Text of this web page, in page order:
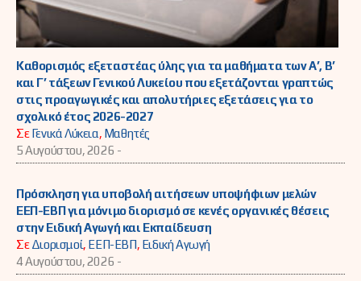
Καθορισμός εξεταστέας ύλης για τα μαθήματα των Α’, Β’
και Γ’ τάξεων Γενικού Λυκείου που εξετάζονται γραπτώς
στις προαγωγικές και απολυτήριες εξετάσεις για το
σχολικό έτος 2026-2027
ΣεΓενικά Λύκεια, Μαθητές
5 Αυγούστου, 2026 -
Πρόσκληση για υποβολή αιτήσεων υποψήφιων μελών
ΕΕΠ-ΕΒΠ για μόνιμο διορισμό σε κενές οργανικές θέσεις
στην Ειδική Αγωγή και Εκπαίδευση
ΣεΔιορισμοί, ΕΕΠ-ΕΒΠ, Ειδική Αγωγή
4 Αυγούστου, 2026 -